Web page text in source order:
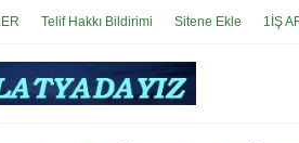
Telif Hakkı Bildirimi Sitene Ekle 1İŞ